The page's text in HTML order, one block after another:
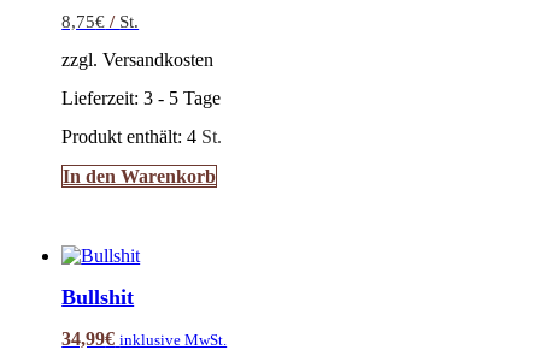
8,75€ / St.
zzgl. Versandkosten
Lieferzeit:3 - 5 Tage
Produkt enthält: 4 St.
In den Warenkorb
Bullshit
34,99€ inklusive MwSt.